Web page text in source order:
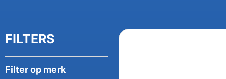
FILTERS
Filter op merk